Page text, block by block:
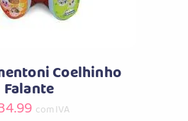
Coelhinho
Falante
com IVA